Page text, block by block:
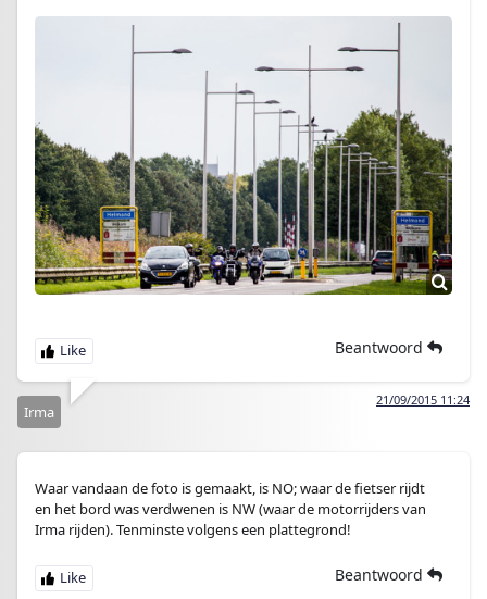
Beantwoord
21/09/2015 11:24
Irma
Waar vandaan de foto is gemaakt, is NO; waar de fietser rijdt
en het bord was verdwenen is NW (waar de motorrijders van
Irma rijden). Tenminste volgens een plattegrond!
Beantwoord